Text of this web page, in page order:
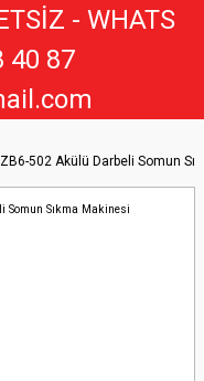
502 Akülü Darbeli Somun
- WHATS
40 87